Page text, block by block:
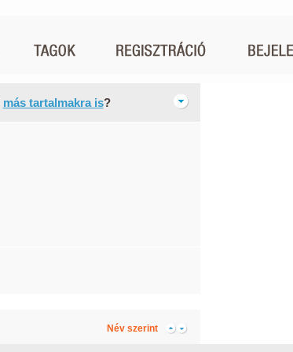
más tartalmakra is?
Név szerint